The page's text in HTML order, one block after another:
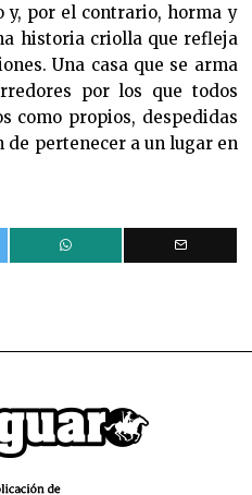
y, por el contrario, horma y
historia criolla que refleja
Una casa que se arma
por los que todos
como propios, despedidas
de pertenecer a un lugar en